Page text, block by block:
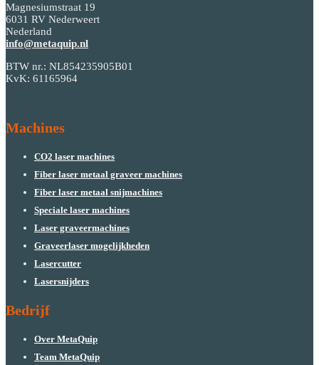
Magnesiumstraat 19
6031 RV Nederweert
Nederland
info@metaquip.nl
BTW nr.: NL854235905B01
KvK: 61165964
Machines
CO2 laser machines
Fiber laser metaal graveer machines
Fiber laser metaal snijmachines
Speciale laser machines
Laser graveermachines
Graveerlaser mogelijkheden
Lasercutter
Lasersnijders
Bedrijf
Over MetaQuip
Team MetaQuip